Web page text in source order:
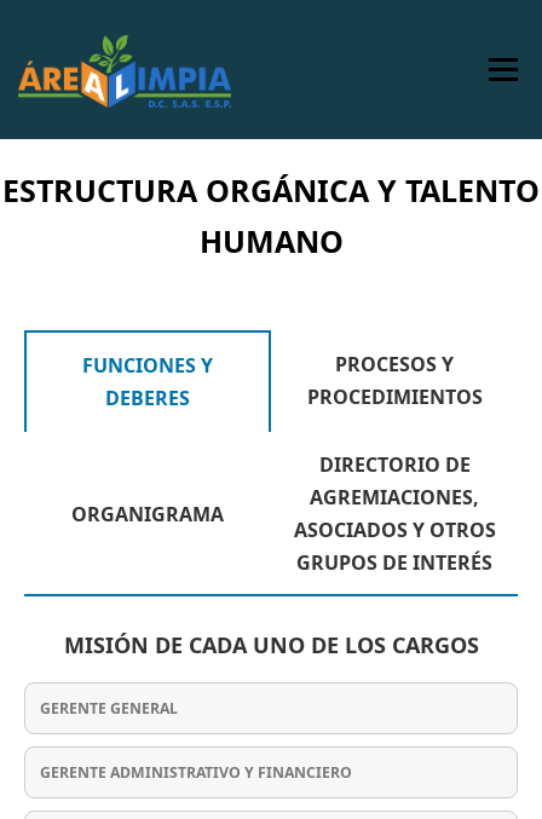
contenido
Menú
COMUNICACIONES
ESTRUCTURA ORGÁNICA Y TALENTO
HUMANO
FUNCIONES Y
DEBERES
PROCESOS Y
PROCEDIMIENTOS
ORGANIGRAMA
DIRECTORIO DE
AGREMIACIONES,
ASOCIADOS Y OTROS
GRUPOS DE INTERÉS
MISIÓN DE CADA UNO DE LOS CARGOS
GERENTE GENERAL
GERENTE ADMINISTRATIVO Y FINANCIERO